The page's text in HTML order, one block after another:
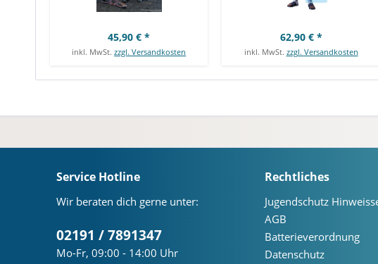
45,90 € *
inkl. MwSt.zzgl. Versandkosten
62,90 € *
inkl. MwSt. zzgl. Versandkosten
Service Hotline
Wir beraten dich gerne unter:
02191 / 7891347
Mo-Fr, 09:00 - 14:00 Uhr
Rechtliches
Jugendschutz
AGB
Batterieverordnung
Datenschutz